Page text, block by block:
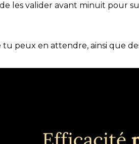
les valider avant minuit pour
peux en attendre, ainsi que